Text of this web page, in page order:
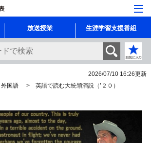
放送授業 生涯学習支援番組
2026/07/10 16:26更新
国語 英語で読む大統領演説（’２０）